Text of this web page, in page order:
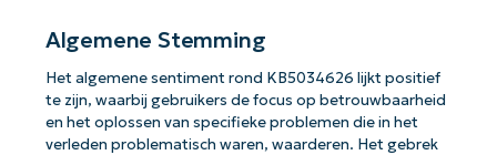
Algemene Stemming
Het algemene sentiment rond KB5034626 lijkt positief
te zijn, waarbij gebruikers de focus op betrouwbaarheid
en het oplossen van specifieke problemen die in het
verleden problematisch waren, waarderen. Het gebrek